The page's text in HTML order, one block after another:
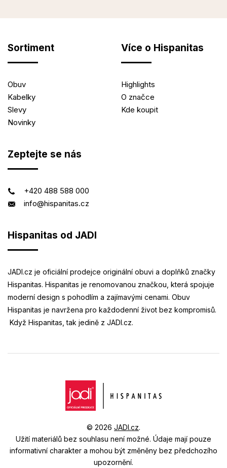
Sortiment
Obuv
Kabelky
Slevy
Novinky
Více o Hispanitas
Highlights
O značce
Kde koupit
Zeptejte se nás
+420 488 588 000
info@hispanitas.cz
Hispanitas od JADI
JADI.cz je oficiální prodejce originální obuvi a doplňků značky
Hispanitas. Hispanitas je renomovanou značkou, která spojuje
moderní design s pohodlím a zajímavými cenami. Obuv
Hispanitas je navržena pro každodenní život bez kompromisů.
Když Hispanitas, tak jedině z JADI.cz.
© 2026 JADI.cz.
Užití materiálů bez souhlasu není možné. Údaje mají pouze
informativní charakter a mohou být změněny bez předchozího
upozornění.